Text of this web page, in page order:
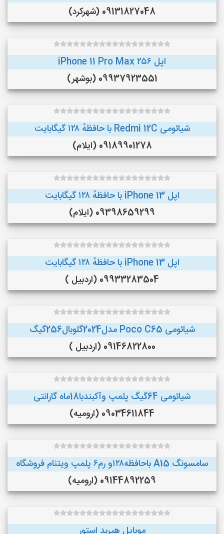
09131827048 (شهرکرد)
اپل iPhone 11 Pro Max ۲۵۶
09937923551 (بوشهر)
شیائومی Redmi 12C با حافظهٔ ۱۲۸ گیگابایت
09189901278 (ایلام)
اپل iPhone 13 با حافظهٔ ۱۲۸ گیگابایت
09398659299 (ایلام)
اپل iPhone 13 با حافظهٔ ۱۲۸ گیگابایت
09933283504 (اردبیل )
شیائومی Poco C65 مدل2024گلوبال256گیگ
09146822800 (اردبیل )
شیائومی 64گیگ پلمپ وآکبندبا18ماه گارانتی
09034611844 (ارومیه)
سامسونگ A15 باحافظه۱۲۸و رم۶ پلمپ ویتنام فروشگاه
09144892259 (ارومیه)
موبایل هیربد استور